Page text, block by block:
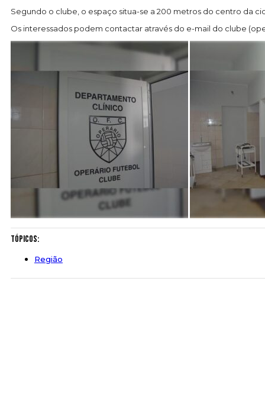
Segundo o clube, o espaço situa-se a 200 metros do centro da
Os interessados podem contactar através do e-mail do clube
Tópicos:
Região